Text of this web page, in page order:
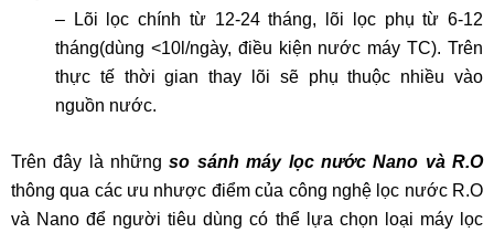
– Lõi lọc chính từ 12-24 tháng, lõi lọc phụ từ 6-12
tháng(dùng <10l/ngày, điều kiện nước máy TC). Trên
thực tế thời gian thay lõi sẽ phụ thuộc nhiều vào
nguồn nước.
Trên đây là nhữngso sánh máy lọc nước Nano và R.O
thông qua các ưu nhược điểm của công nghệ lọc nước R.O
và Nano để người tiêu dùng có thể lựa chọn loại máy lọc